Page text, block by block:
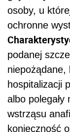
osoby, u
ochronne
podanej s
niepożądane,
hospitalizacji
albo polegały
wstrząsu a
konieczność